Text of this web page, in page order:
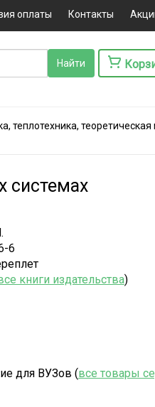
оплаты Контакты
теплотехника,
системах
6
книги издательства)
для ВУЗов (все товары